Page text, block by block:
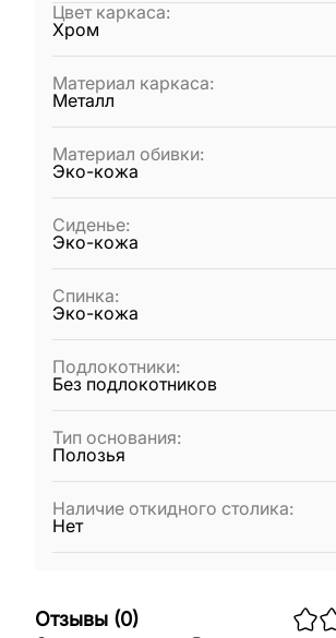
Цвет каркаса:
Хром
Материал каркаса:
Металл
Материал обивки:
Эко-кожа
Сиденье:
Эко-кожа
Спинка:
Эко-кожа
Подлокотники:
Без подлокотников
Тип основания:
Полозья
Наличие откидного столика:
Нет
Отзывы (0)